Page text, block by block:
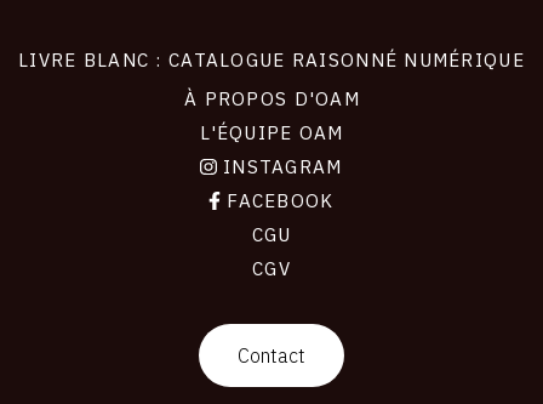
LIVRE BLANC : CATALOGUE RAISONNÉ NUMÉRIQUE
À PROPOS D'OAM
L'ÉQUIPE OAM
INSTAGRAM
FACEBOOK
CGU
CGV
Contact